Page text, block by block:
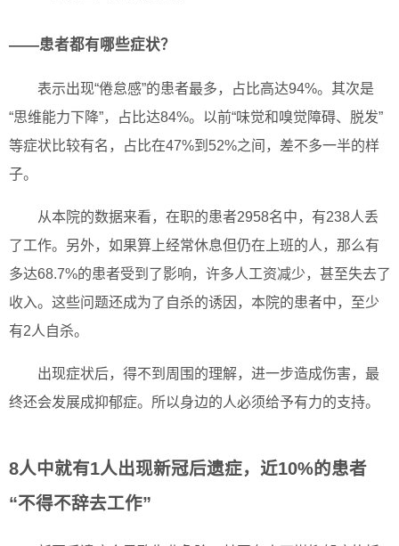
——患者都有哪些症状？
表示出现“倦怠感”的患者最多，占比高达94%。其次是
“思维能力下降”，占比达84%。以前“味觉和嗅觉障碍、脱发”
等症状比较有名，占比在47%到52%之间，差不多一半的样
子。
从本院的数据来看，在职的患者2958名中，有238人丢
了工作。另外，如果算上经常休息但仍在上班的人，那么有
多达68.7%的患者受到了影响，许多人工资减少，甚至失去了
收入。这些问题还成为了自杀的诱因，本院的患者中，至少
有2人自杀。
出现症状后，得不到周围的理解，进一步造成伤害，最
终还会发展成抑郁症。所以身边的人必须给予有力的支持。
8人中就有1人出现新冠后遗症，近10%的患者
“不得不辞去工作”